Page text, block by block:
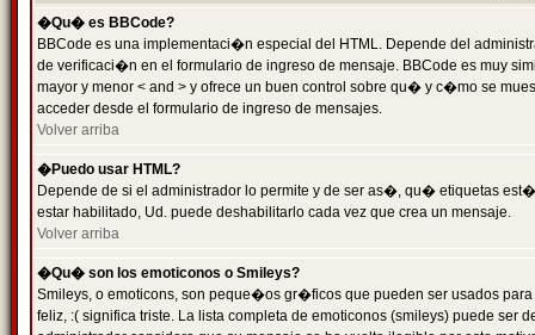
�Qu� es BBCode?
BBCode es una implementaci�n especial del HTML. Depende del
de verificaci�n en el formulario de ingreso de mensaje. BBCode es muy
mayor y menor < and > y ofrece un buen control sobre qu� y c�mo se
acceder desde el formulario de ingreso de mensajes.
Volver arriba
�Puedo usar HTML?
Depende de si el administrador lo permite y de ser as�, qu� etiquetas
estar habilitado, Ud. puede deshabilitarlo cada vez que crea un mensaje.
Volver arriba
�Qu� son los emoticonos o Smileys?
Smileys, o emoticons, son peque�os gr�ficos que pueden ser usados
feliz, :( significa triste. La lista completa de emoticonos (smileys) puede